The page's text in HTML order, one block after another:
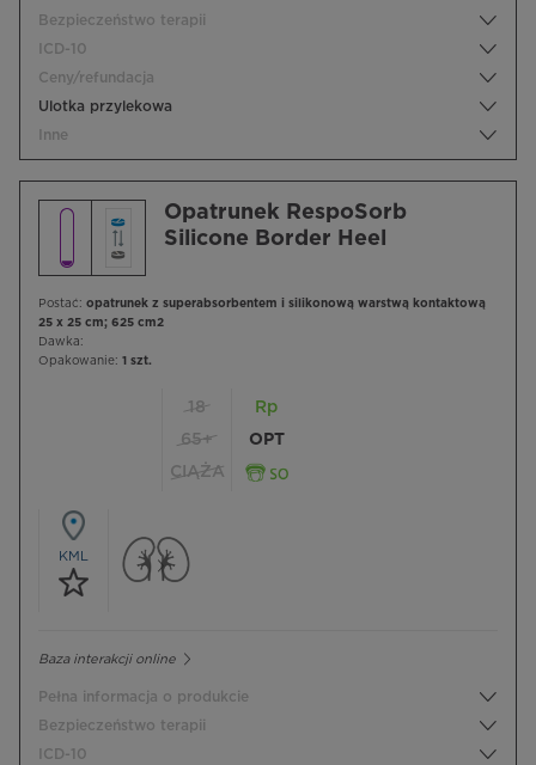
Bezpieczeństwo terapii
ICD-10
Ceny/refundacja
Ulotka przylekowa
Inne
Opatrunek RespoSorb
Silicone Border Heel
Postać: opatrunek z superabsorbentem i silikonową warstwą kontaktową
25 x 25 cm; 625 cm2
Dawka:
Opakowanie: 1 szt.
18
65+
CIĄŻA
Rp
OPT
KML
Baza interakcji online
Pełna informacja o produkcie
Bezpieczeństwo terapii
ICD-10